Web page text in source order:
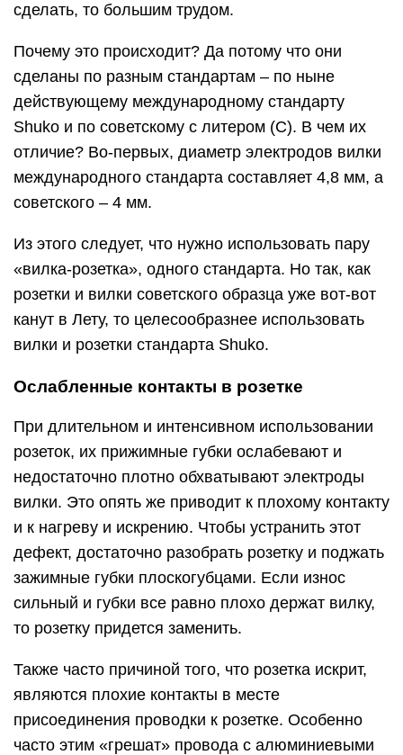
сделать, то большим трудом.
Почему это происходит? Да потому что они
сделаны по разным стандартам – по ныне
действующему международному стандарту
Shuko и по советскому с литером (С). В чем их
отличие? Во-первых, диаметр электродов вилки
международного стандарта составляет 4,8 мм, а
советского – 4 мм.
Из этого следует, что нужно использовать пару
«вилка-розетка», одного стандарта. Но так, как
розетки и вилки советского образца уже вот-вот
канут в Лету, то целесообразнее использовать
вилки и розетки стандарта Shuko.
Ослабленные контакты в розетке
При длительном и интенсивном использовании
розеток, их прижимные губки ослабевают и
недостаточно плотно обхватывают электроды
вилки. Это опять же приводит к плохому контакту
и к нагреву и искрению. Чтобы устранить этот
дефект, достаточно разобрать розетку и поджать
зажимные губки плоскогубцами. Если износ
сильный и губки все равно плохо держат вилку,
то розетку придется заменить.
Также часто причиной того, что розетка искрит,
являются плохие контакты в месте
присоединения проводки к розетке. Особенно
часто этим «грешат» провода с алюминиевыми